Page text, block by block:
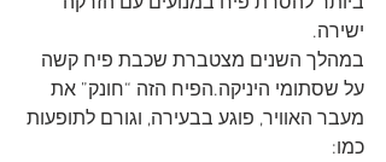
ישירה.
במהלך השנים מצטברת שכבת פיח קשה
על שסתומי היניקה.הפיח הזה “חונק” את
מעבר האוויר, פוגע בבעירה, וגורם לתופעות
כמו: